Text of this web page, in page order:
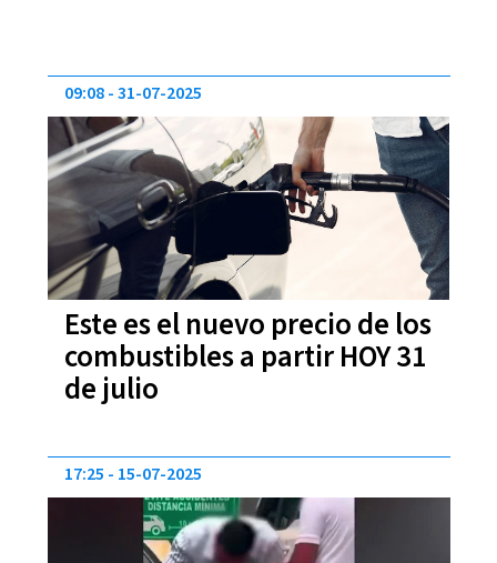
Este es el nuevo precio de los
combustibles a partir HOY 31
de julio
09:08 31-07-2025
17:25 15-07-2025